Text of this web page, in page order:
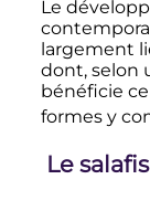
Le
largement
dont, selon
bénéficie
formes y
Le